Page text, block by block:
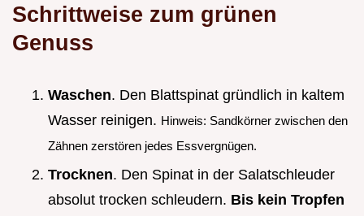
Schrittweise zum grünen
Genuss
Waschen. Den Blattspinat gründlich in kaltem
Wasser reinigen. Hinweis: Sandkörner zwischen den
Zähnen zerstören jedes Essvergnügen.
Trocknen. Den Spinat in der Salatschleuder
absolut trocken schleudern. Bis kein Tropfen